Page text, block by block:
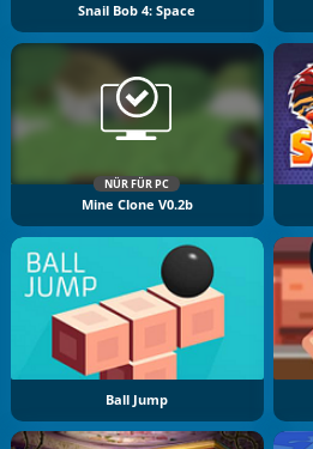
Snail Bob 4: Space
NÜR FÜR PC
Mine Clone V0.2b
Ball Jump